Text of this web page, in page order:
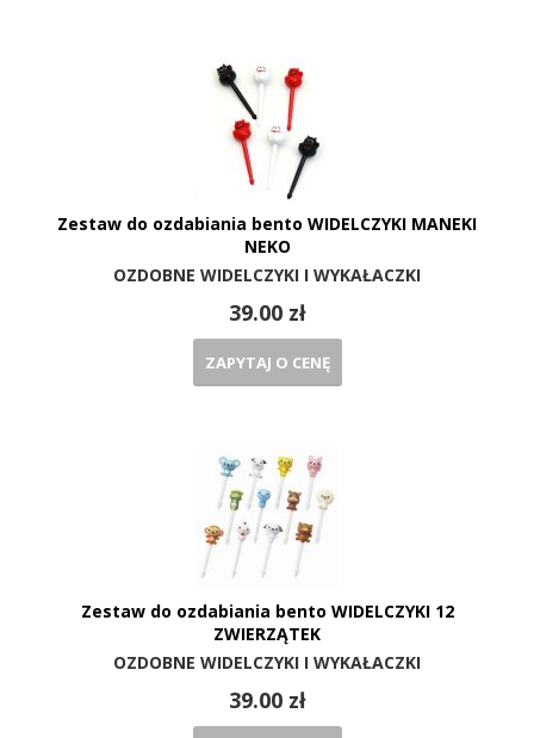
Zestaw do ozdabiania bento WIDELCZYKI MANEKI
NEKO
OZDOBNE WIDELCZYKI I WYKAŁACZKI
39.00 zł
ZAPYTAJ O CENĘ
Zestaw do ozdabiania bento WIDELCZYKI 12
ZWIERZĄTEK
OZDOBNE WIDELCZYKI I WYKAŁACZKI
39.00 zł